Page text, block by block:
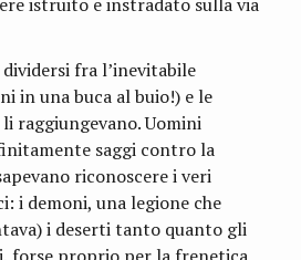
fra l’inevitabile
in una buca al buio!) e le
raggiungevano. Uomini
saggi contro la
riconoscere i veri
i demoni, una legione che
i deserti tanto quanto gli